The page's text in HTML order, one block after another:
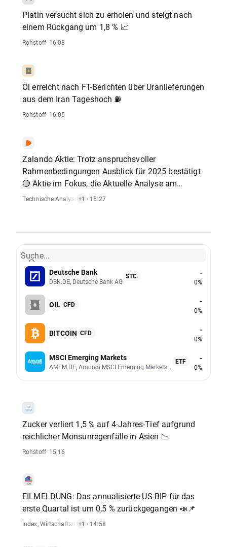
Platin versucht sich zu erholen und steigt nach
einem Rückgang um 1,8 % 📈
Rohstoff· 16:08
Öl erreicht nach FT-Berichten über Uranlieferungen
aus dem Iran Tageshoch ⛽
Rohstoff· 16:05
Zalando Aktie: Trotz anspruchsvoller
Rahmenbedingungen Ausblick für 2025 bestätigt
🔴 Aktie im Fokus, die Aktuelle Analyse am
26.06.2025
Technische Analysen, Aktien
+1 · 15:27
Suche...
Deutsche Bank
DBK.DE, Deutsche Bank AG
STC -
0%
OIL CFD -
0%
BITCOIN CFD -
0%
MSCI Emerging Markets
AMEM.DE, Amundi MSCI Emerging Markets UCITS (Acc EUR)
ETF -
0%
Zucker verliert 1,5 % auf 4-Jahres-Tief aufgrund
reichlicher Monsunregenfälle in Asien 📉
Rohstoff· 15:16
EILMELDUNG: Das annualisierte US-BIP für das
erste Quartal ist um 0,5 % zurückgegangen 📣📌
Index,Wirtschaftsdaten
+1 · 14:58